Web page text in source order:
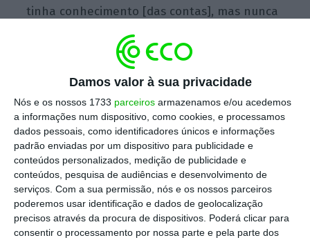
Damos valor à sua privacidade
Nós e os nossos 1733 parceiros armazenamos e/ou acedemos
a informações num dispositivo, como cookies, e processamos
dados pessoais, como identificadores únicos e informações
padrão enviadas por um dispositivo para publicidade e
conteúdos personalizados, medição de publicidade e
conteúdos, pesquisa de audiências e desenvolvimento de
serviços. Com a sua permissão, nós e os nossos parceiros
poderemos usar identificação e dados de geolocalização
precisos através da procura de dispositivos. Poderá clicar para
consentir o processamento por nossa parte e pela parte dos
tinha conhecimento [das contas], mas nunca
nem apresentado por ninguém nessas
assembleias gerais qualquer dúvida sobre
essas mesmas contas”, sublinhou Vieira da
Silva.
Em cinco anos, Estado deu cinco milhões à
Raríssimas
Ler Mais
Questionado sobre se está de consciência